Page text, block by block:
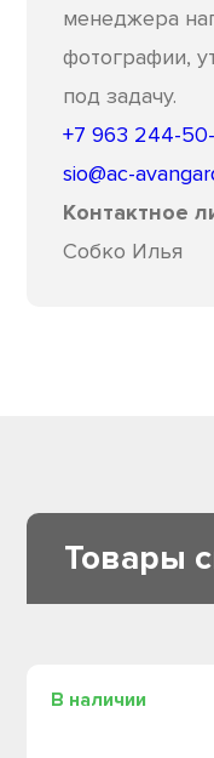
менеджера
фотографии,
под задачу.
+7 963 244-
sio@ac-
Контактное
Собко Илья
Товары
В наличии